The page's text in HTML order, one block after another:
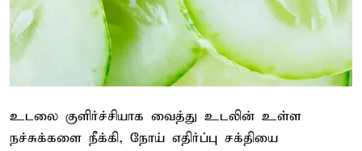
உடலை குளிர்ச்சியாக வைத்து உடலின் உள்ள
நச்சுக்களை நீக்கி, நோய் எதிர்ப்பு சக்தியை